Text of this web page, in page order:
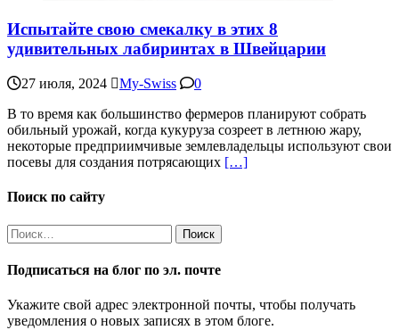
Испытайте свою смекалку в этих 8
удивительных лабиринтах в Швейцарии
27 июля, 2024 My-Swiss
0
В то время как большинство фермеров планируют собрать
обильный урожай, когда кукуруза созреет в летнюю жару,
некоторые предприимчивые землевладельцы используют свои
посевы для создания потрясающих […]
Поиск по сайту
Найти:
Подписаться на блог по эл. почте
Укажите свой адрес электронной почты, чтобы получать
уведомления о новых записях в этом блоге.